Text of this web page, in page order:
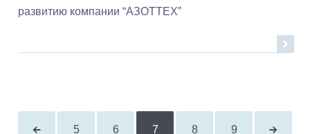
развитию компании “АЗОТТЕХ”
5 6 7 8 9